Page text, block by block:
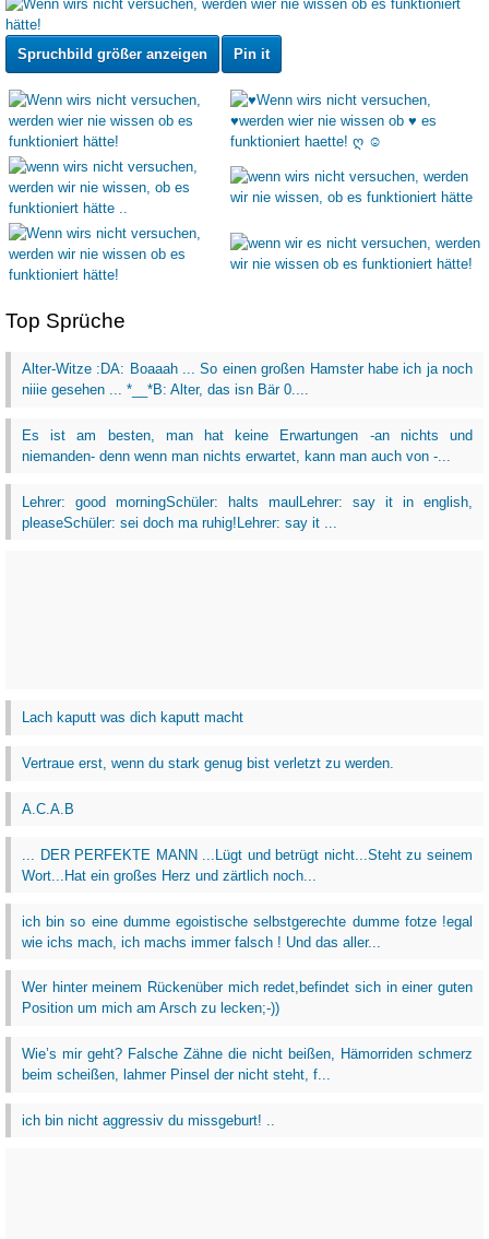
Spruchbild größer anzeigen Pin it
Top Sprüche
Alter-Witze :DA: Boaaah ... So einen großen Hamster habe ich ja noch
niiie gesehen ... *__*B: Alter, das isn Bär 0....
Es ist am besten, man hat keine Erwartungen -an nichts und
niemanden- denn wenn man nichts erwartet, kann man auch von -...
Lehrer: good morningSchüler: halts maulLehrer: say it in english,
pleaseSchüler: sei doch ma ruhig!Lehrer: say it ...
Lach kaputt was dich kaputt macht
Vertraue erst, wenn du stark genug bist verletzt zu werden.
A.C.A.B
... DER PERFEKTE MANN ...Lügt und betrügt nicht...Steht zu seinem
Wort...Hat ein großes Herz und zärtlich noch...
ich bin so eine dumme egoistische selbstgerechte dumme fotze !egal
wie ichs mach, ich machs immer falsch ! Und das aller...
Wer hinter meinem Rückenüber mich redet,befindet sich in einer guten
Position um mich am Arsch zu lecken;-))
Wie’s mir geht? Falsche Zähne die nicht beißen, Hämorriden schmerz
beim scheißen, lahmer Pinsel der nicht steht, f...
ich bin nicht aggressiv du missgeburt! ..